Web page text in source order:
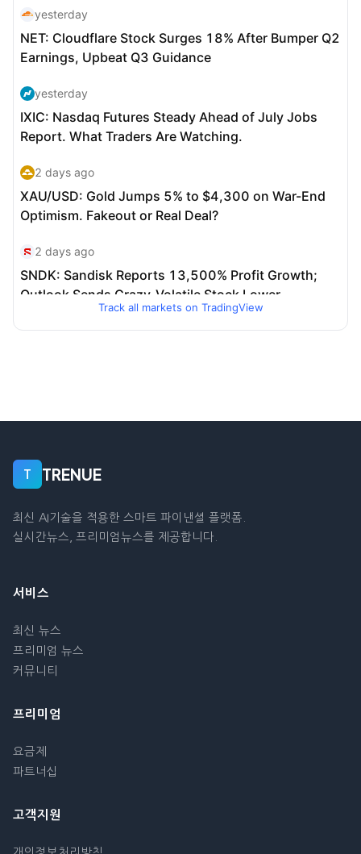
Track all markets on TradingView
T TRENUE
최신 AI기술을 적용한 스마트 파이낸셜 플랫폼.
실시간뉴스, 프리미엄뉴스를 제공합니다.
서비스
최신 뉴스
프리미엄 뉴스
커뮤니티
프리미엄
요금제
파트너십
고객지원